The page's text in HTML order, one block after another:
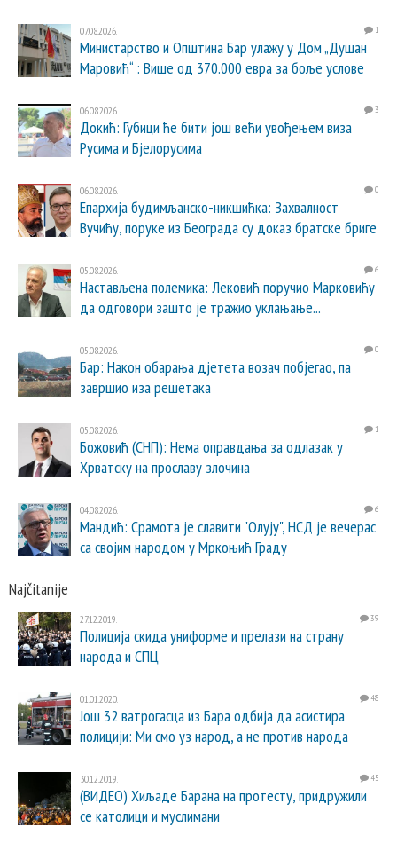
07.08.2026. 1
Министарство и Општина Бар улажу у Дом „Душан
Маровић“ : Више од 370.000 евра за боље услове
06.08.2026. 3
Докић: Губици ће бити још већи увођењем виза
Русима и Бјелорусима
06.08.2026. 0
Епархија будимљанско-никшићка: Захвалност
Вучићу, поруке из Београда су доказ братске бриге
05.08.2026. 6
Настављена полемика: Лековић поручио Марковићу
да одговори зашто је тражио уклањање...
05.08.2026. 0
Бар: Након обарања дјетета возач побјегао, па
завршио иза решетака
05.08.2026. 1
Божовић (СНП): Нема оправдања за одлазак у
Хрватску на прославу злочина
04.08.2026. 6
Мандић: Срамота је славити "Олују", НСД је вечерас
са својим народом у Мркоњић Граду
Najčitanije
27.12.2019. 39
Полиција скида униформе и прелази на страну
народа и СПЦ
01.01.2020. 48
Још 32 ватрогасца из Бара одбија да асистира
полицији: Ми смо уз народ, а не против народа
30.12.2019. 45
(ВИДЕО) Хиљаде Барана на протесту, придружили
се католици и муслимани